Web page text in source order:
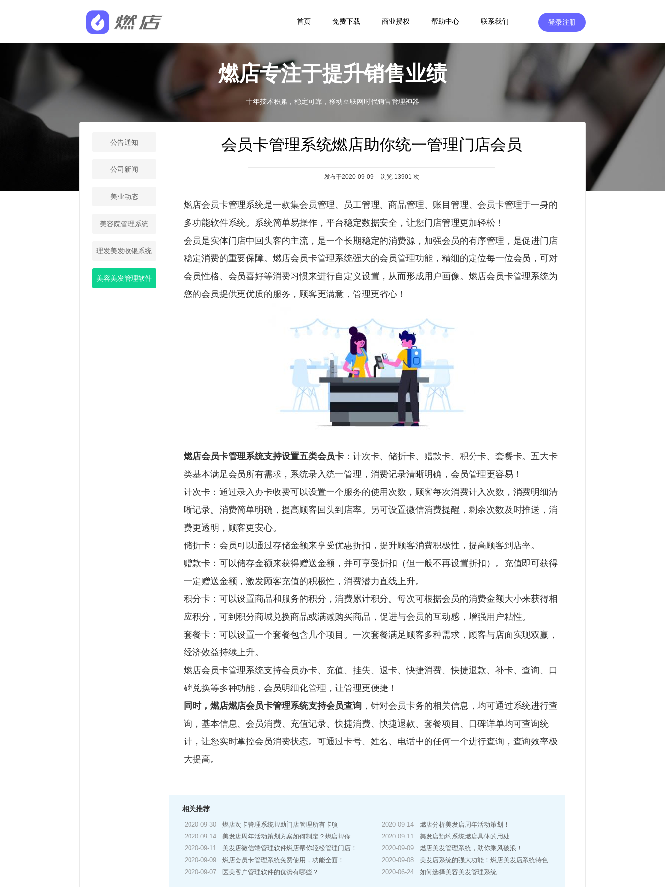
首页 免费下载 商业授权 帮助中心 联系我们 登录注册
燃店专注于提升销售业绩
十年技术积累，稳定可靠，移动互联网时代销售管理神器
公告通知
公司新闻
美业动态
美容院管理系统
理发美发收银系统
美容美发管理软件
会员卡管理系统燃店助你统一管理门店会员
发布于2020-09-09 浏览 13901 次
燃店会员卡管理系统是一款集会员管理、员工管理、商品管理、账目管理、会员卡管理于一身的
多功能软件系统。系统简单易操作，平台稳定数据安全，让您门店管理更加轻松！
会员是实体门店中回头客的主流，是一个长期稳定的消费源，加强会员的有序管理，是促进门店
稳定消费的重要保障。燃店会员卡管理系统强大的会员管理功能，精细的定位每一位会员，可对
会员性格、会员喜好等消费习惯来进行自定义设置，从而形成用户画像。燃店会员卡管理系统为
您的会员提供更优质的服务，顾客更满意，管理更省心！
燃店会员卡管理系统支持设置五类会员卡 ：计次卡、储折卡、赠款卡、积分卡、套餐卡。五大卡
类基本满足会员所有需求，系统录入统一管理，消费记录清晰明确，会员管理更容易！
计次卡：通过录入办卡收费可以设置一个服务的使用次数，顾客每次消费计入次数，消费明细清
晰记录。消费简单明确，提高顾客回头到店率。另可设置微信消费提醒，剩余次数及时推送，消
费更透明，顾客更安心。
储折卡：会员可以通过存储金额来享受优惠折扣，提升顾客消费积极性，提高顾客到店率。
赠款卡：可以储存金额来获得赠送金额，并可享受折扣（但一般不再设置折扣）。充值即可获得
一定赠送金额，激发顾客充值的积极性，消费潜力直线上升。
积分卡：可以设置商品和服务的积分，消费累计积分。每次可根据会员的消费金额大小来获得相
应积分，可到积分商城兑换商品或满减购买商品，促进与会员的互动感，增强用户粘性。
套餐卡：可以设置一个套餐包含几个项目。一次套餐满足顾客多种需求，顾客与店面实现双赢，
经济效益持续上升。
燃店会员卡管理系统支持会员办卡、充值、挂失、退卡、快捷消费、快捷退款、补卡、查询、口
碑兑换等多种功能，会员明细化管理，让管理更便捷！
同时，燃店燃店会员卡管理系统支持会员查询 ，针对会员卡务的相关信息，均可通过系统进行查
询，基本信息、会员消费、充值记录、快捷消费、快捷退款、套餐项目、口碑详单均可查询统
计，让您实时掌控会员消费状态。可通过卡号、姓名、电话中的任何一个进行查询，查询效率极
大提高。
相关推荐
2020-09-30 燃店次卡管理系统帮助门店管理所有卡项 2020-09-14
燃店分析美发店周年活动策划！
2020-09-14
美发店周年活动策划方案如何制定？燃店帮你系统化制定！ 2020-09-11
美发店预约系统燃店具体的用处
2020-09-11
美发店微信端管理软件燃店帮你轻松管理门店！ 2020-09-09
燃店美发管理系统，助你乘风破浪！
2020-09-09
燃店会员卡管理系统免费使用，功能全面！ 2020-09-08
美发店系统的强大功能！燃店美发店系统特色功能助你一臂之力！
2020-09-07
医美客户管理软件的优势有哪些？ 2020-06-24 如何选择美容美发管理系统